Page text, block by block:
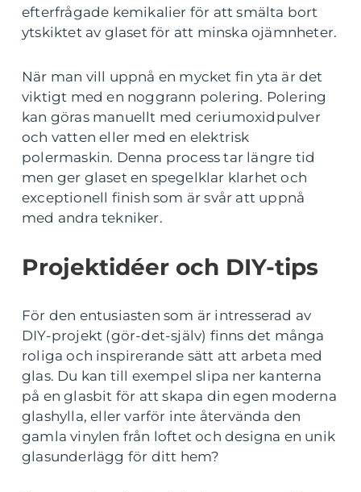
efterfrågade kemikalier för att smälta bort
ytskiktet av glaset för att minska ojämnheter.
När man vill uppnå en mycket fin yta är det
viktigt med en noggrann polering. Polering
kan göras manuellt med ceriumoxidpulver
och vatten eller med en elektrisk
polermaskin. Denna process tar längre tid
men ger glaset en spegelklar klarhet och
exceptionell finish som är svår att uppnå
med andra tekniker.
Projektidéer och DIY-tips
För den entusiasten som är intresserad av
DIY-projekt (gör-det-själv) finns det många
roliga och inspirerande sätt att arbeta med
glas. Du kan till exempel slipa ner kanterna
på en glasbit för att skapa din egen moderna
glashylla, eller varför inte återvända den
gamla vinylen från loftet och designa en unik
glasunderlägg för ditt hem?